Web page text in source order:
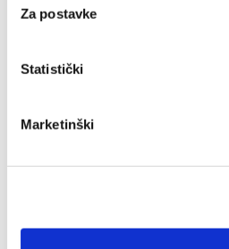
Za postavke
Statistički
Marketinški
Bh. kadeti ubjedljivi protiv Norveške